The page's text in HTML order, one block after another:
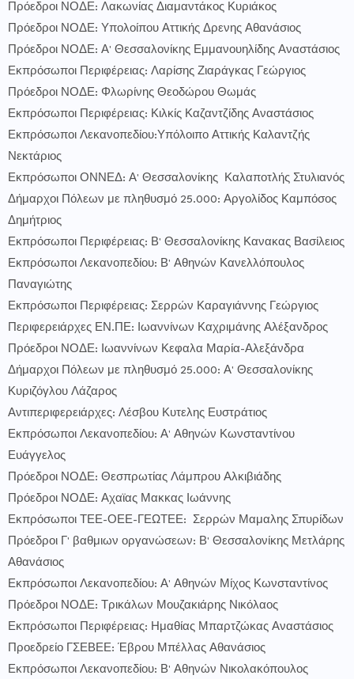
Πρόεδροι ΝΟΔΕ: Λακωνίας Διαμαντάκος Κυριάκος
Πρόεδροι ΝΟΔΕ: Υπολοίπου Αττικής Δρενης Αθανάσιος
Πρόεδροι ΝΟΔΕ: Α' Θεσσαλονίκης Εμμανουηλίδης Αναστάσιος
Εκπρόσωποι Περιφέρειας: Λαρίσης Ζιαράγκας Γεώργιος
Πρόεδροι ΝΟΔΕ: Φλωρίνης Θεοδώρου Θωμάς
Εκπρόσωποι Περιφέρειας: Κιλκίς Καζαντζίδης Αναστάσιος
Εκπρόσωποι Λεκανοπεδίου:Υπόλοιπο Αττικής Καλαντζής
Νεκτάριος
Εκπρόσωποι ΟΝΝΕΔ: Α' Θεσσαλονίκης Καλαποτλής Στυλιανός
Δήμαρχοι Πόλεων με πληθυσμό 25.000: Αργολίδος Καμπόσος
Δημήτριος
Εκπρόσωποι Περιφέρειας: Β' Θεσσαλονίκης Κανακας Βασίλειος
Εκπρόσωποι Λεκανοπεδίου: Β' Αθηνών Κανελλόπουλος
Παναγιώτης
Εκπρόσωποι Περιφέρειας: Σερρών Καραγιάννης Γεώργιος
Περιφερειάρχες ΕΝ.ΠΕ: Ιωαννίνων Καχριμάνης Αλέξανδρος
Πρόεδροι ΝΟΔΕ: Ιωαννίνων Κεφαλα Μαρία-Αλεξάνδρα
Δήμαρχοι Πόλεων με πληθυσμό 25.000: Α' Θεσσαλονίκης
Κυριζόγλου Λάζαρος
Αντιπεριφερειάρχες: Λέσβου Κυτελης Ευστράτιος
Εκπρόσωποι Λεκανοπεδίου: Α' Αθηνών Κωνσταντίνου
Ευάγγελος
Πρόεδροι ΝΟΔΕ: Θεσπρωτίας Λάμπρου Αλκιβιάδης
Πρόεδροι ΝΟΔΕ: Αχαϊας Μακκας Ιωάννης
Εκπρόσωποι ΤΕΕ-ΟΕΕ-ΓΕΩΤΕΕ: Σερρών Μαμαλης Σπυρίδων
Πρόεδροι Γ' βαθμιων οργανώσεων: Β' Θεσσαλονίκης Μετλάρης
Αθανάσιος
Εκπρόσωποι Λεκανοπεδίου: Α' Αθηνών Μίχος Κωνσταντίνος
Πρόεδροι ΝΟΔΕ: Τρικάλων Μουζακιάρης Νικόλαος
Εκπρόσωποι Περιφέρειας: Ημαθίας Μπαρτζώκας Αναστάσιος
Προεδρείο ΓΣΕΒΕΕ: Έβρου Μπέλλας Αθανάσιος
Εκπρόσωποι Λεκανοπεδίου: Β' Αθηνών Νικολακόπουλος